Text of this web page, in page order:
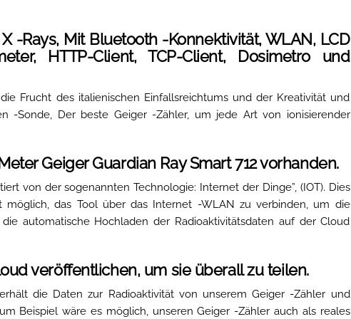
-Rays, Mit Bluetooth -Konnektivität, WLAN, LCD
HTTP-Client, TCP-Client, Dosimetro und
Frucht des italienischen Einfallsreichtums und der Kreativität und
-Sonde, Der beste Geiger -Zähler, um jede Art von ionisierender
Geiger Guardian Ray Smart 712 vorhanden.
von der sogenannten Technologie: Internet der Dinge”, (IOT). Dies
das Tool über das Internet -WLAN zu verbinden, um die
automatische Hochladen der Radioaktivitätsdaten auf der Cloud
veröffentlichen, um sie überall zu teilen.
die Daten zur Radioaktivität von unserem Geiger -Zähler und
Beispiel wäre es möglich, unseren Geiger -Zähler auch als reales